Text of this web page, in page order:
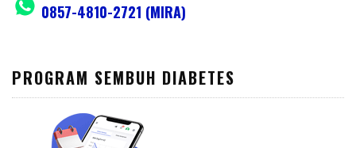
0857-4810-2721 (MIRA)
PROGRAM SEMBUH DIABETES